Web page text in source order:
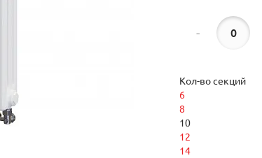
-
Кол-во секций
6
8
10
12
14